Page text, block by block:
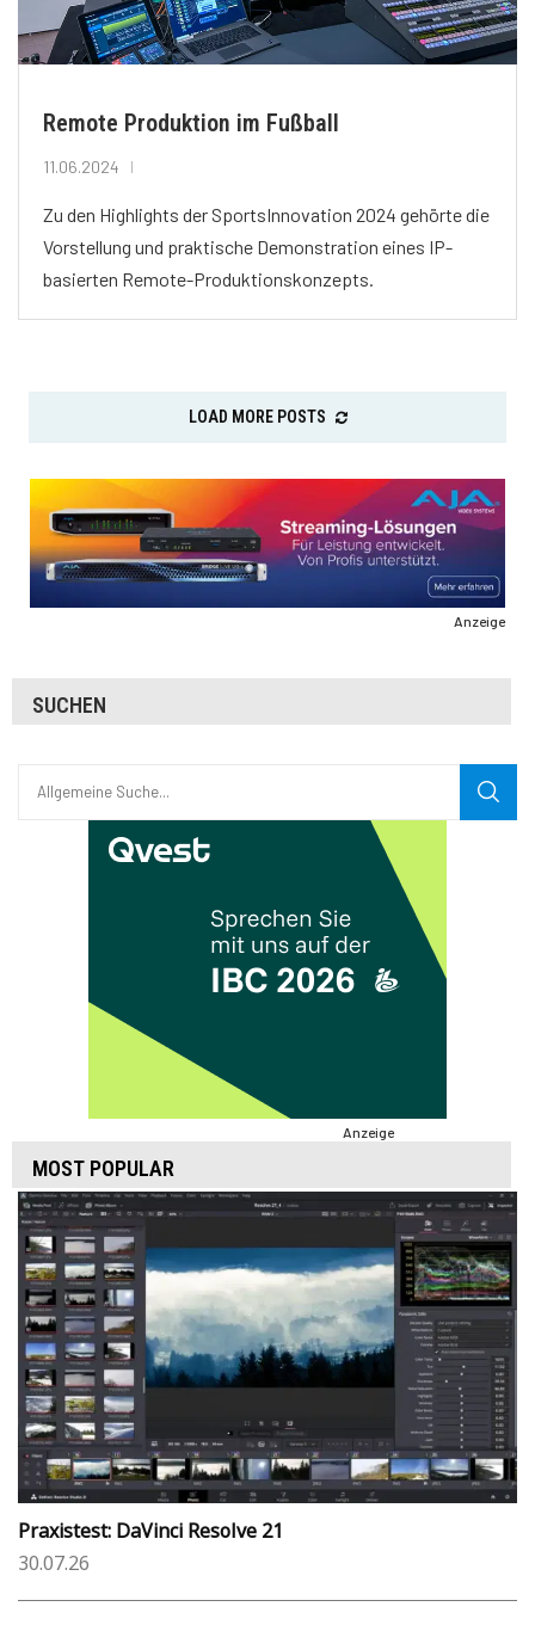
Remote Produktion im Fußball
11.06.2024
Zu den Highlights der SportsInnovation 2024 gehörte die
Vorstellung und praktische Demonstration eines IP-
basierten Remote-Produktionskonzepts.
LOAD MORE POSTS
Anzeige
SUCHEN
Anzeige
MOST POPULAR
Praxistest: DaVinci Resolve 21
30.07.26